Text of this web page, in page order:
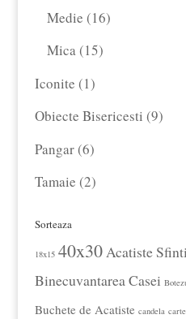
produse
de
Medie 1616
Mica 1515
Iconite 11
produs
Obiecte Bisericesti 99
Pangar 66
produse
Tamaie 22
Sorteaza
18x15 40x30Acatiste Sfinti
Binecuvantarea Casei
Buchete de Acatiste candela carte